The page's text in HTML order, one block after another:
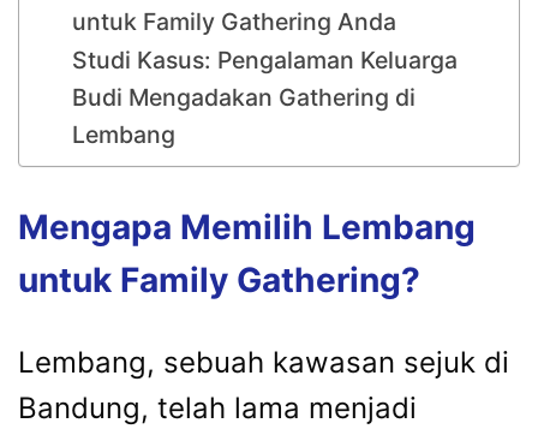
untuk Family Gathering Anda
Studi Kasus: Pengalaman Keluarga
Budi Mengadakan Gathering di
Lembang
Mengapa Memilih Lembang
untuk Family Gathering?
Lembang, sebuah kawasan sejuk di
Bandung, telah lama menjadi